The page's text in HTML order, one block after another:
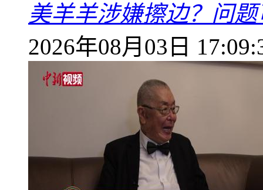
美羊羊涉嫌擦边？问
2026年08月03日